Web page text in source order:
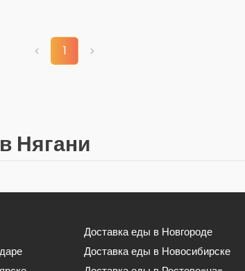
1
Нягани
Доставка еды в Новгороде
Доставка еды в Новосибирске